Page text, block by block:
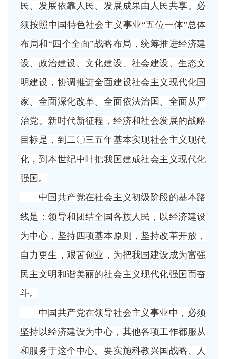
民、发展依靠人民、发展成果由人民共享。必
须按照中国特色社会主义事业“五位一体”总体
布局和“四个全面”战略布局，统筹推进经济建
设、政治建设、文化建设、社会建设、生态文
明建设，协调推进全面建设社会主义现代化国
家、全面深化改革、全面依法治国、全面从严
治党。新时代新征程，经济和社会发展的战略
目标是，到二〇三五年基本实现社会主义现代
化，到本世纪中叶把我国建成社会主义现代化
强国。
中国共产党在社会主义初级阶段的基本路
线是：领导和团结全国各族人民，以经济建设
为中心，坚持四项基本原则，坚持改革开放，
自力更生，艰苦创业，为把我国建设成为富强
民主文明和谐美丽的社会主义现代化强国而奋
斗。
中国共产党在领导社会主义事业中，必须
坚持以经济建设为中心，其他各项工作都服从
和服务于这个中心。要实施科教兴国战略、人